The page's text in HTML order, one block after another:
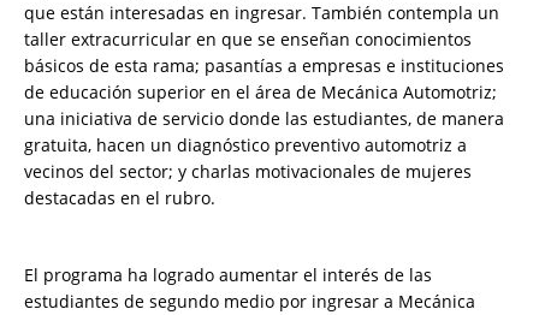
que están interesadas en ingresar. También contempla un
taller extracurricular en que se enseñan conocimientos
básicos de esta rama; pasantías a empresas e instituciones
de educación superior en el área de Mecánica Automotriz;
una iniciativa de servicio donde las estudiantes, de manera
gratuita, hacen un diagnóstico preventivo automotriz a
vecinos del sector; y charlas motivacionales de mujeres
destacadas en el rubro.
El programa ha logrado aumentar el interés de las
estudiantes de segundo medio por ingresar a Mecánica